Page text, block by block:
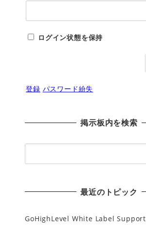
ログイン状態を保持
登録 パスワード紛失
掲示板内を検索
索
最近のトピック
GoHighLevel White Label Support